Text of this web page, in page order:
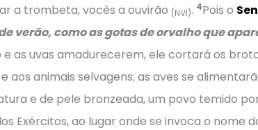
a trombeta, vocês a ouvirão (NVI). 4Pois o
verão, como as gotas de orvalho que
as uvas amadurecerem, ele cortará os
animais selvagens; as aves se
e de pele bronzeada, um povo temido
Exércitos, ao lugar onde se invoca o nome